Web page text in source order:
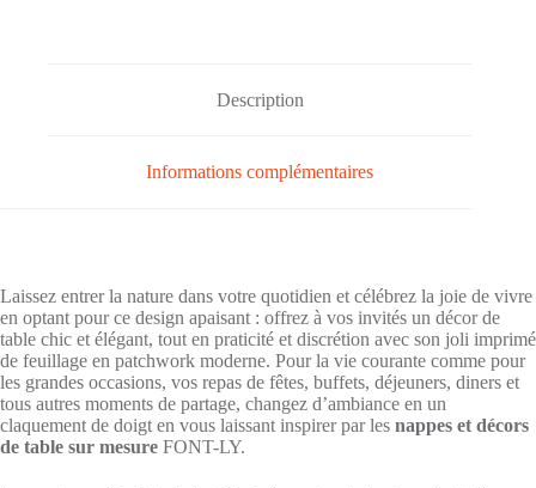
Description
Informations complémentaires
Laissez entrer la nature dans votre quotidien et célébrez la joie de vivre
en optant pour ce design apaisant : offrez à vos invités un décor de
table chic et élégant, tout en praticité et discrétion avec son joli imprimé
de feuillage en patchwork moderne. Pour la vie courante comme pour
les grandes occasions, vos repas de fêtes, buffets, déjeuners, diners et
tous autres moments de partage, changez d’ambiance en un
claquement de doigt en vous laissant inspirer par les nappes et décors
de table sur mesure FONT-LY.